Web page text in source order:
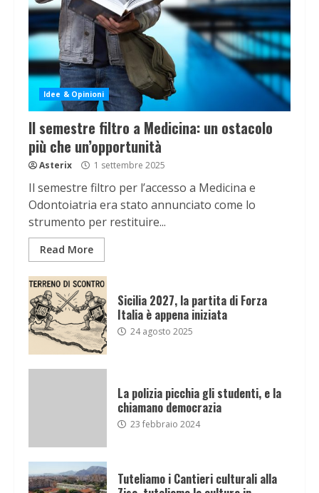
Idee & Opinioni
Il semestre filtro a Medicina: un ostacolo
più che un’opportunità
Asterix 1 settembre 2025
Il semestre filtro per l’accesso a Medicina e
Odontoiatria era stato annunciato come lo
strumento per restituire...
Read More
Sicilia 2027, la partita di Forza
Italia è appena iniziata
24 agosto 2025
La polizia picchia gli studenti, e la
chiamano democrazia
23 febbraio 2024
Tuteliamo i Cantieri culturali alla